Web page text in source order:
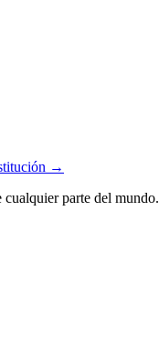
→
cualquier parte del mundo.